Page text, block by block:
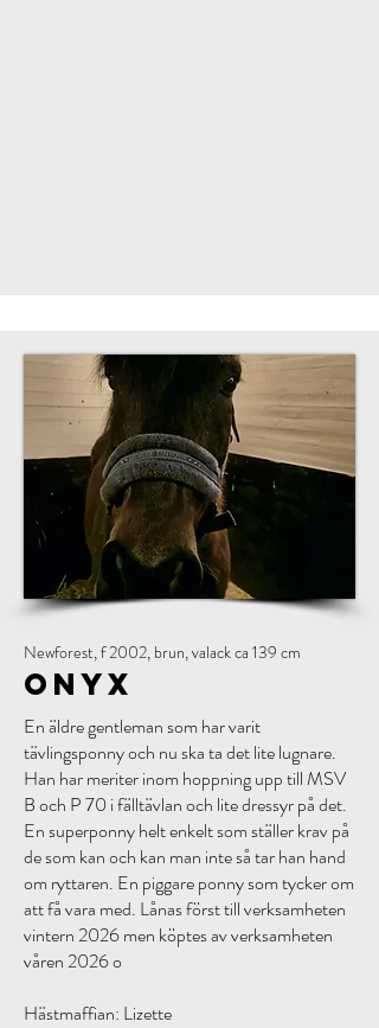
Newforest, f 2002, brun, valack ca 139 cm
Onyx
En äldre gentleman som har varit
tävlingsponny och nu ska ta det lite lugnare.
Han har meriter inom hoppning upp till MSV
B och P 70 i fälltävlan och lite dressyr på det.
En superponny helt enkelt som ställer krav på
de som kan och kan man inte så tar han hand
om ryttaren. En piggare ponny som tycker om
att få vara med. Lånas först till verksamheten
vintern 2026 men köptes av verksamheten
våren 2026 o
Hästmaffian: Lizette